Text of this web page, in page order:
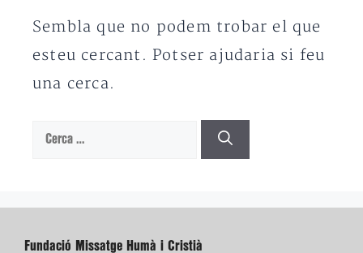
Sembla que no podem trobar el que
esteu cercant. Potser ajudaria si feu
una cerca.
Cerca:
Fundació Missatge Humà i Cristià